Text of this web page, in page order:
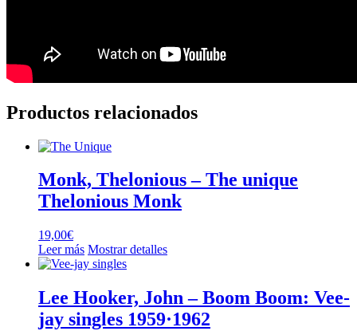
Productos relacionados
Monk, Thelonious – The unique
Thelonious Monk
19,00€
Leer más Mostrar detalles
Lee Hooker, John – Boom Boom: Vee-
jay singles 1959·1962